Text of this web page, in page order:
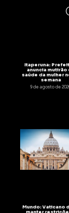
Itaperuna:
anuncia mutirão
saúde da mulher
semana
9 de agosto de
Mundo: Vaticano